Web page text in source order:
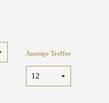
Anzeige Treffer